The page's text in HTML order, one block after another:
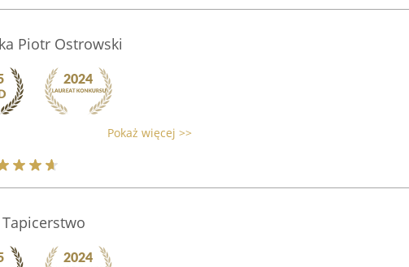
Piotr Ostrowski
Pokaż więcej >>